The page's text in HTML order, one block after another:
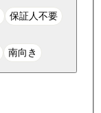
保証人不要
南向き